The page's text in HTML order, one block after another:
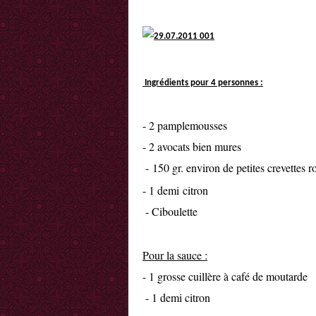
Ingrédients pour 4 personnes :
- 2 pamplemousses
- 2 avocats bien mures
- 150 gr. environ de petites crevettes
- 1 demi citron
- Ciboulette
Pour la sauce :
- 1 grosse cuillère à café de moutarde
- 1 demi citron